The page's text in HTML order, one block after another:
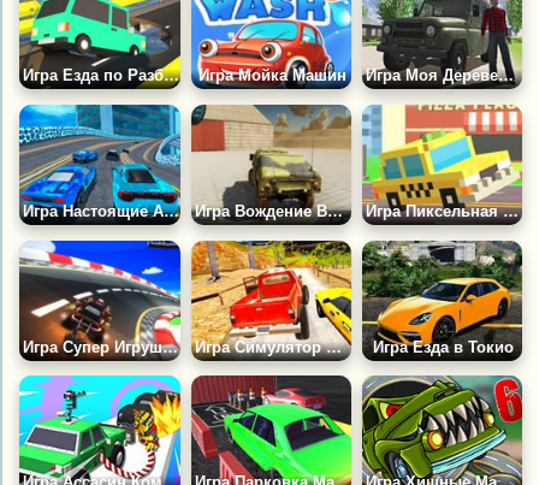
Игра Езда по Разбитому Мосту Игра Мойка Машин Игра Моя Деревенская Машина
Игра Настоящие Автомобили в Городе Игра Вождение Военных Машин Игра Пиксельная Дорога: Такси
Игра Супер Игрушечные Машины Игра Симулятор Пикапа Игра Езда в Токио